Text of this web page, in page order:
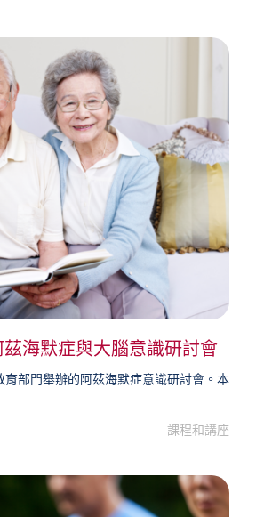
海默症與大腦意識研討會
育部門舉辦的阿茲海默症意識研討會。本
課程和講座